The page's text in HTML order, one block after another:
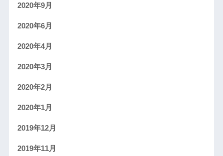
2020年9月
2020年6月
2020年4月
2020年3月
2020年2月
2020年1月
2019年12月
2019年11月